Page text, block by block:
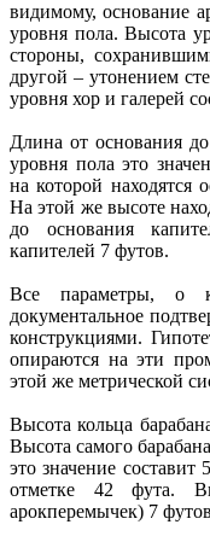
видимому, основание
уровня пола. Высота
стороны,
другой – утонением
уровня хор и галерей
Длина от основания
уровня пола это
на которой находятся
На этой же высоте
до основания
капителей 7 футов.
Все параметры, о
документальное
конструкциями.
опираются на эти
этой же метрической
Высота кольца
Высота самого
это значение
отметке 42 фута.
арокперемычек) 7